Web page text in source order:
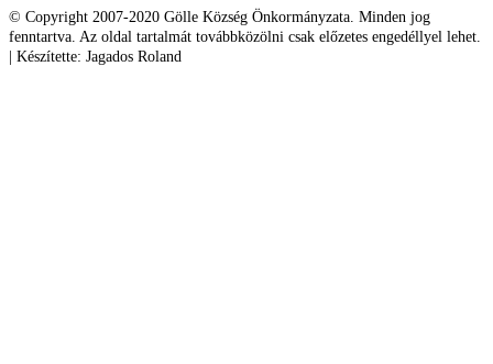
© Copyright 2007-2020 Gölle Község Önkormányzata. Minden jog
fenntartva. Az oldal tartalmát továbbközölni csak előzetes engedéllyel lehet.
| Készítette: Jagados Roland